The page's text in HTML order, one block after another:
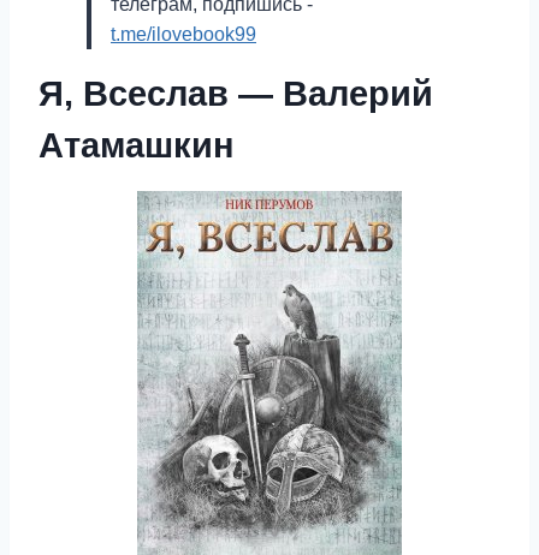
телеграм, подпишись -
t.me/ilovebook99
Я, Всеслав — Валерий
Атамашкин